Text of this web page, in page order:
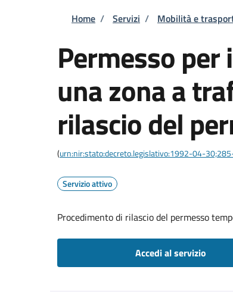
Briciole di pane
Home / Servizi / Mobilità e
Permesso
una zona a
rilascio del
(urn:nir:stato:decreto.legislativo:1992-04-
Servizio attivo
Procedimento di rilascio del permesso
Accedi al servizio